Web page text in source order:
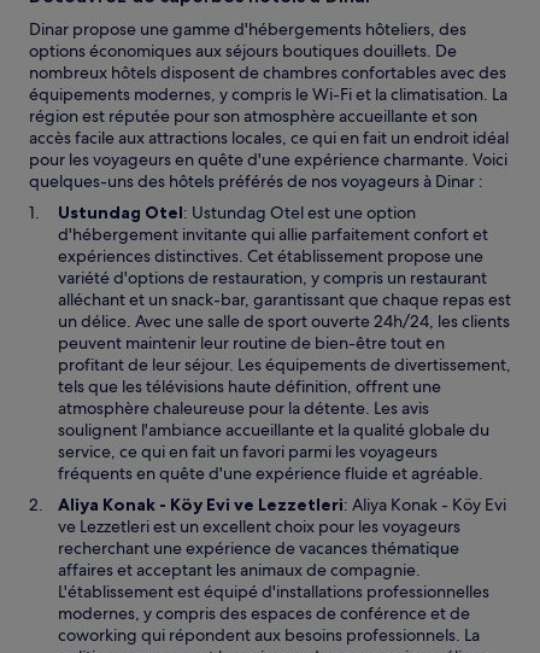
Dinar propose une gamme d'hébergements hôteliers, des
options économiques aux séjours boutiques douillets. De
nombreux hôtels disposent de chambres confortables avec des
équipements modernes, y compris le Wi-Fi et la climatisation. La
région est réputée pour son atmosphère accueillante et son
accès facile aux attractions locales, ce qui en fait un endroit idéal
pour les voyageurs en quête d'une expérience charmante. Voici
quelques-uns des hôtels préférés de nos voyageurs à Dinar :
Ustundag Otel: Ustundag Otel est une option
d'hébergement invitante qui allie parfaitement confort et
expériences distinctives. Cet établissement propose une
variété d'options de restauration, y compris un restaurant
alléchant et un snack-bar, garantissant que chaque repas est
un délice. Avec une salle de sport ouverte 24h/24, les clients
peuvent maintenir leur routine de bien-être tout en
profitant de leur séjour. Les équipements de divertissement,
tels que les télévisions haute définition, offrent une
atmosphère chaleureuse pour la détente. Les avis
soulignent l'ambiance accueillante et la qualité globale du
service, ce qui en fait un favori parmi les voyageurs
fréquents en quête d'une expérience fluide et agréable.
Aliya Konak - Köy Evi ve Lezzetleri: Aliya Konak - Köy Evi
ve Lezzetleri est un excellent choix pour les voyageurs
recherchant une expérience de vacances thématique
affaires et acceptant les animaux de compagnie.
L'établissement est équipé d'installations professionnelles
modernes, y compris des espaces de conférence et de
coworking qui répondent aux besoins professionnels. La